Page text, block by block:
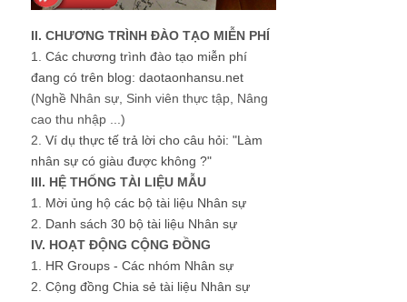
II. CHƯƠNG TRÌNH ĐÀO TẠO MIỄN PHÍ
1. Các chương trình đào tạo miễn phí
đang có trên blog: daotaonhansu.net
(Nghề Nhân sự, Sinh viên thực tập, Nâng
cao thu nhập ...)
2. Ví dụ thực tế trả lời cho câu hỏi: "Làm
nhân sự có giàu được không ?"
III. HỆ THỐNG TÀI LIỆU MẪU
1. Mời ủng hộ các bộ tài liệu Nhân sự
2. Danh sách 30 bộ tài liệu Nhân sự
IV. HOẠT ĐỘNG CỘNG ĐỒNG
1. HR Groups - Các nhóm Nhân sự
2. Cộng đồng Chia sẻ tài liệu Nhân sự